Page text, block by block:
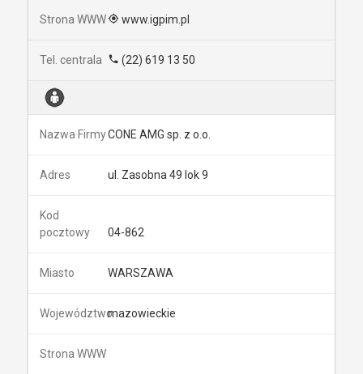
www.igpim.pl
(22) 619 13 50
CONE AMG sp. z o.o.
ul. Zasobna 49 lok 9
04-862
WARSZAWA
mazowieckie